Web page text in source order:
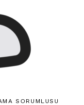
SORUMLUSU